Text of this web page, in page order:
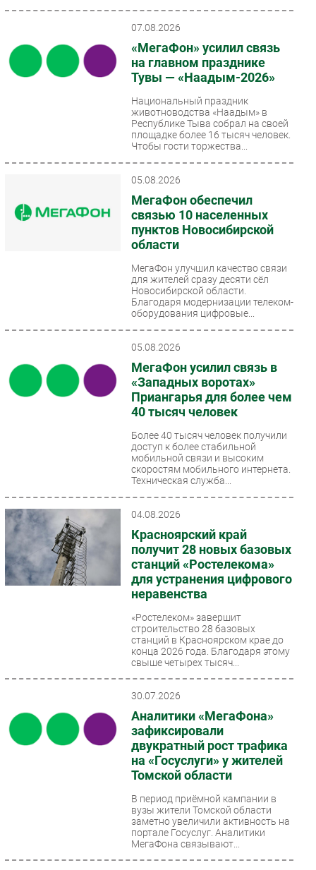
Outsourcing
Кадры
Гаджеты
Мероприятия
Проекты
IT класс
07.08.2026
«МегаФон» усилил связь
на главном празднике
Тувы — «Наадым-2026»
Национальный праздник
животноводства «Наадым» в
Республике Тыва собрал на своей
площадке более 16 тысяч человек.
Чтобы гости торжества...
05.08.2026
МегаФон обеспечил
связью 10 населенных
пунктов Новосибирской
области
МегаФон улучшил качество связи
для жителей сразу десяти сёл
Новосибирской области.
Благодаря модернизации телеком-
оборудования цифровые...
05.08.2026
МегаФон усилил связь в
«Западных воротах»
Приангарья для более чем
40 тысяч человек
Более 40 тысяч человек получили
доступ к более стабильной
мобильной связи и высоким
скоростям мобильного интернета.
Техническая служба...
04.08.2026
Красноярский край
получит 28 новых базовых
станций «Ростелекома»
для устранения цифрового
неравенства
«Ростелеком» завершит
строительство 28 базовых
станций в Красноярском крае до
конца 2026 года. Благодаря этому
свыше четырех тысяч...
30.07.2026
Аналитики «МегаФона»
зафиксировали
двукратный рост трафика
на «Госуслуги» у жителей
Томской области
В период приёмной кампании в
вузы жители Томской области
заметно увеличили активность на
портале Госуслуг. Аналитики
МегаФона связывают...